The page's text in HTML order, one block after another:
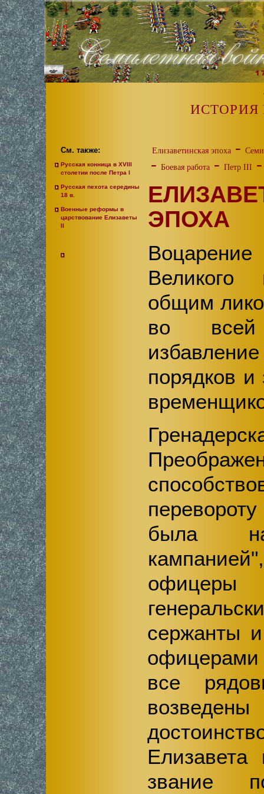
ИСТОРИЯ
См. также:
Русская конница в XVIII
столетии после Петра I
Русская пехота середины
18 в.
Военные реформы в
царствование Елизаветы
II
Елизаветинская эпоха-
-Боевая работа -Петр III
ЭПОХА
Великого
общим
во
порядков и
была
сержанты
все
звание